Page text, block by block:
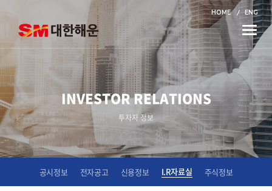
HOME ENG
Toggle
INVESTOR RELATIONS
투자자 정보
공시정보 전자공고 신용정보 I.R자료실 주식정보